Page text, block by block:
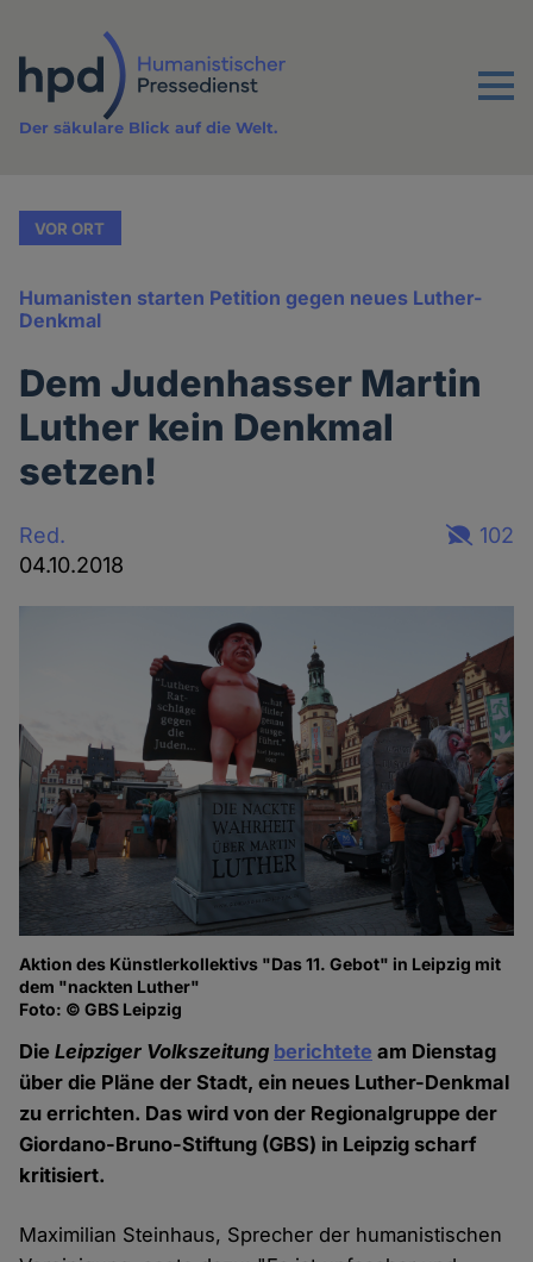
Inhalt
Menu
Der säkulare Blick auf die Welt.
VOR ORT
Humanisten starten Petition gegen neues Luther-
Denkmal
Dem Judenhasser Martin
Luther kein Denkmal
setzen!
Red.
04.10.2018
102
Aktion des Künstlerkollektivs "Das 11. Gebot" in Leipzig mit
dem "nackten Luther"
Foto: © GBS Leipzig
DieLeipziger Volkszeitung berichtete am Dienstag
über die Pläne der Stadt, ein neues Luther-Denkmal
zu errichten. Das wird von der Regionalgruppe der
Giordano-Bruno-Stiftung (GBS) in Leipzig scharf
kritisiert.
Maximilian Steinhaus, Sprecher der humanistischen